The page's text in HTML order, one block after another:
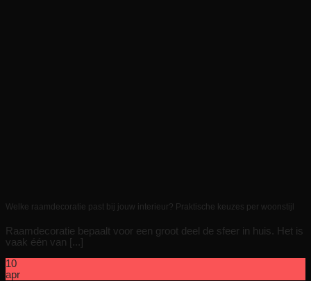
Welke raamdecoratie past bij jouw interieur? Praktische keuzes per woonstijl
Raamdecoratie bepaalt voor een groot deel de sfeer in huis. Het is
vaak één van [...]
10
apr